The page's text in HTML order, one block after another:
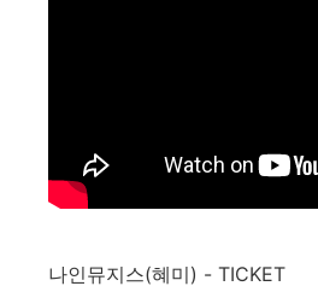
나인뮤지스(혜미) - TICKET